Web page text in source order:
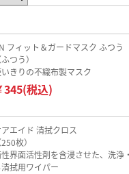
フィット＆ガードマスク ふつう
ふつう）
きりの不織布製マスク
345(税込)
エイド 清拭クロス
250枚）
界面活性剤を含浸させた、洗浄
清拭用ワイパー